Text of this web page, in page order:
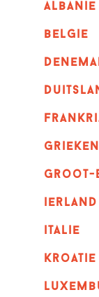
albanie
belgie
Groot-
ierland
italie
kroatie